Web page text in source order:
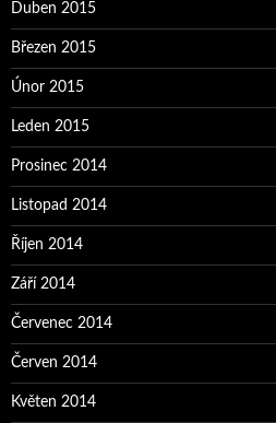
Duben 2015
Březen 2015
Únor 2015
Leden 2015
Prosinec 2014
Listopad 2014
Říjen 2014
Září 2014
Červenec 2014
Červen 2014
Květen 2014